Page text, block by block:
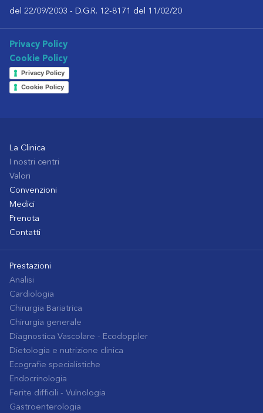
del 22/09/2003 - D.G.R. 12-8171 del 11/02/20
Privacy Policy
Cookie Policy
Privacy Policy
Cookie Policy
La Clinica
I nostri centri
Valori
Convenzioni
Medici
Prenota
Contatti
Prestazioni
Analisi
Cardiologia
Chirurgia Bariatrica
Chirurgia generale
Diagnostica Vascolare - Ecodoppler
Dietologia e nutrizione clinica
Ecografie specialistiche
Endocrinologia
Ferite difficili - Vulnologia
Gastroenterologia